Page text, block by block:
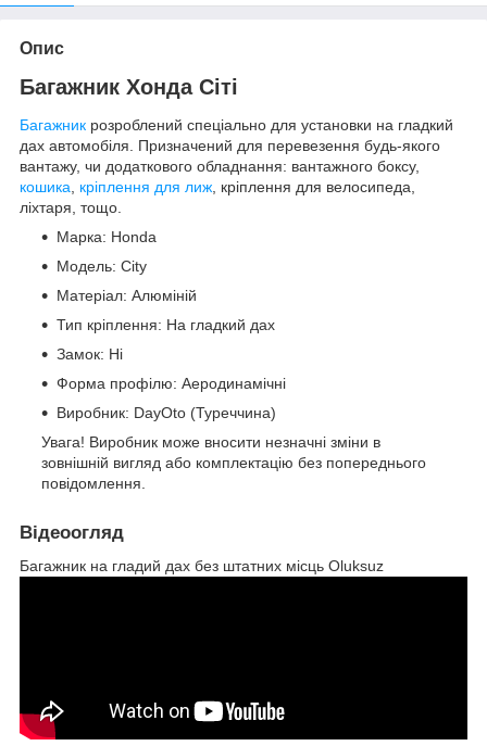
Опис
Багажник Хонда Сіті
Багажник розроблений спеціально для установки на гладкий
дах автомобіля. Призначений для перевезення будь-якого
вантажу, чи додаткового обладнання: вантажного боксу,
кошика, кріплення для лиж, кріплення для велосипеда,
ліхтаря, тощо.
Марка: Honda
Модель: City
Матеріал: Алюміній
Тип кріплення: На гладкий дах
Замок: Ні
Форма профілю: Аеродинамічні
Виробник: DayOto (Туреччина)
Увага! Виробник може вносити незначні зміни в
зовнішній вигляд або комплектацію без попереднього
повідомлення.
Відеоогляд
Багажник на гладий дах без штатних місць Oluksuz